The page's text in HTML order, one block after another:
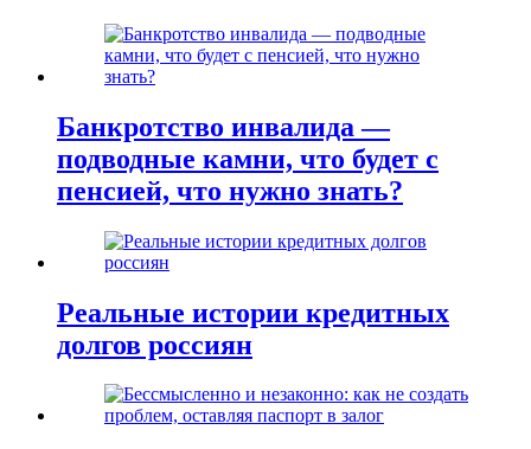
Банкротство инвалида —
подводные камни, что будет с
пенсией, что нужно знать?
Реальные истории кредитных
долгов россиян